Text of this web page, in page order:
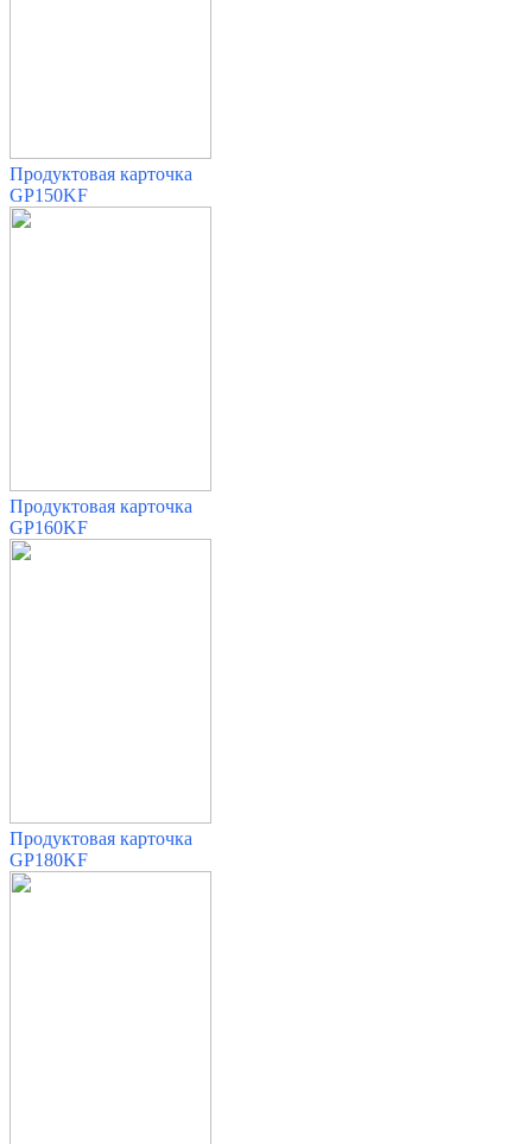
Продуктовая карточка
GP150KF
Продуктовая карточка
GP160KF
Продуктовая карточка
GP180KF